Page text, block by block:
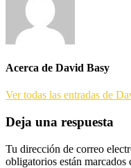
Acerca de David Basy
Ver todas las entradas de
Deja una respuesta
Tu dirección de correo
obligatorios están marcados